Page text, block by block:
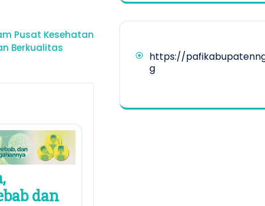
Pusat Kesehatan
Berkualitas
dan
https://
g